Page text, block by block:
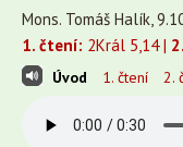
Mons. Tomáš Halík,
1. čtení: 2Král 5,14 |
Úvod 1. čtení 2.